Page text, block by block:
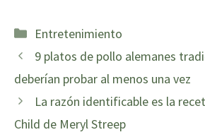
Categorías
Entretenimiento
9 platos de pollo alemanes
deberían probar al menos una vez
La razón identificable es la
Child de Meryl Streep